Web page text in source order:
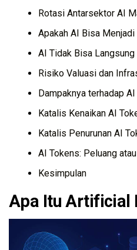
Rotasi Antarsektor AI
Apakah AI Bisa Menjadi
AI Tidak Bisa
Risiko Valuasi dan
Dampaknya terhadap
Katalis Kenaikan AI
Katalis Penurunan AI
AI Tokens: Peluang
Kesimpulan
Apa Itu Artificial